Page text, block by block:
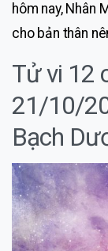
hôm nay, Nhân
cho bản thân
Tử vi 12
21/10/
Bạch